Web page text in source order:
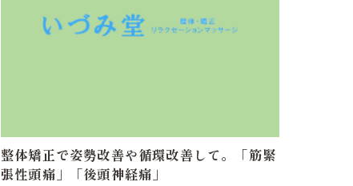
整体矯正で姿勢改善や循環改善して。「筋緊
張性頭痛」「後頭神経痛」